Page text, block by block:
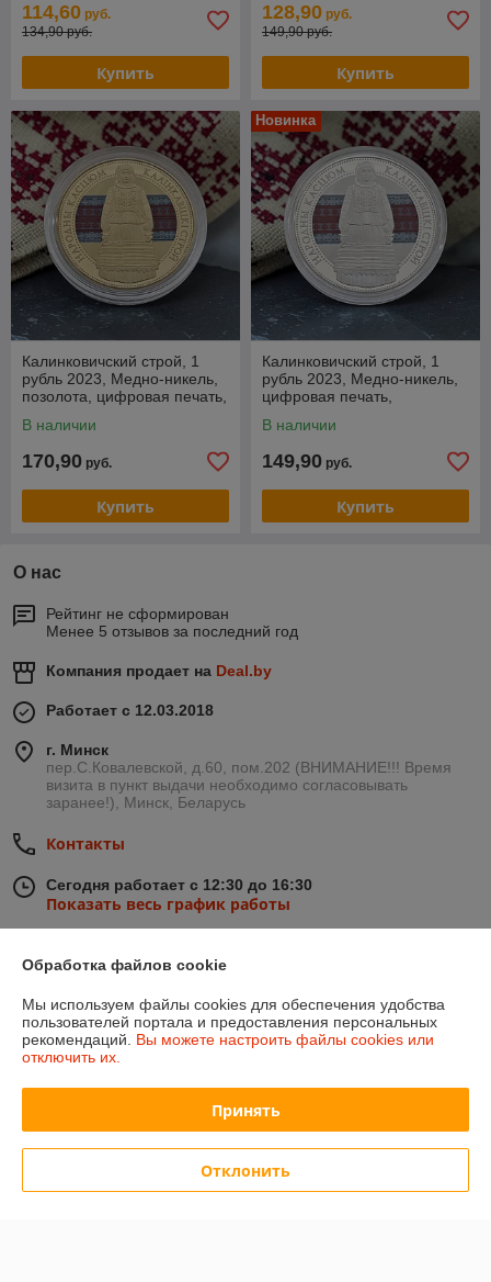
114,60 руб.
134,90 руб.
Купить
128,90 руб.
149,90 руб.
Купить
Калинковичский строй, 1
рубль 2023, Медно-никель,
позолота, цифровая печать,
В наличии
170,90 руб.
Купить
Новинка
Калинковичский строй, 1
рубль 2023, Медно-никель,
цифровая печать,
В наличии
149,90 руб.
Купить
О нас
Рейтинг не сформирован
Менее 5 отзывов за последний год
Компания продает на Deal.by
Работает с 12.03.2018
г. Минск
пер.С.Ковалевской, д.60, пом.202 (ВНИМАНИЕ!!! Время
визита в пункт выдачи необходимо согласовывать
заранее!), Минск, Беларусь
Контакты
Сегодня работает с 12:30 до 16:30
Показать весь график работы
Отзывы о магазине
15 отзывов за всё время
Покупатель
Обработка файлов cookie
Мы используем файлы cookies для обеспечения удобства
пользователей портала и предоставления персональных
рекомендаций. Вы можете настроить файлы cookies или
отключить их.
Принять
Отклонить